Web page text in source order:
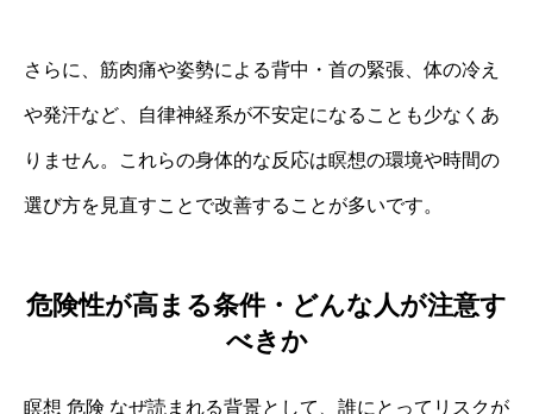
さらに、筋肉痛や姿勢による背中・首の緊張、体の冷え
や発汗など、自律神経系が不安定になることも少なくあ
りません。これらの身体的な反応は瞑想の環境や時間の
選び方を見直すことで改善することが多いです。
危険性が高まる条件・どんな人が注意す
べきか
瞑想 危険 なぜ読まれる背景として、誰にとってリスクが